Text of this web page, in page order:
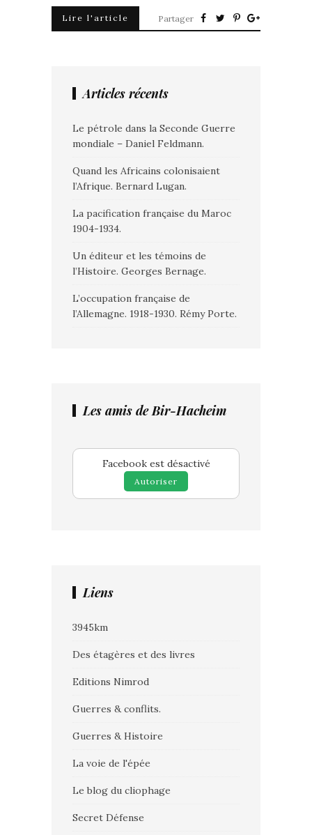
Lire l'article Partager
Articles récents
Le pétrole dans la Seconde Guerre
mondiale – Daniel Feldmann.
Quand les Africains colonisaient
l’Afrique. Bernard Lugan.
La pacification française du Maroc
1904-1934.
Un éditeur et les témoins de
l’Histoire. Georges Bernage.
L’occupation française de
l’Allemagne. 1918-1930. Rémy Porte.
Les amis de Bir-Hacheim
Facebook est désactivé
Autoriser
Liens
3945km
Des étagères et des livres
Editions Nimrod
Guerres & conflits.
Guerres & Histoire
La voie de l'épée
Le blog du cliophage
Secret Défense